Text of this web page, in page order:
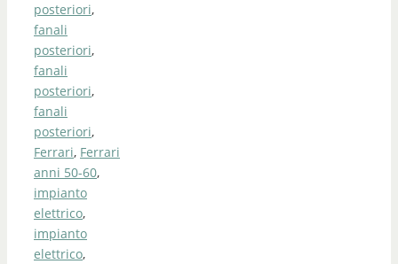
posteriori,
fanali
posteriori,
fanali
posteriori,
fanali
posteriori,
Ferrari, Ferrari
anni 50-60,
impianto
elettrico,
impianto
elettrico,